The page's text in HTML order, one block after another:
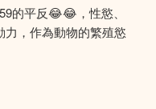
的平反😂😂，性慾、
，作為動物的繁殖慾